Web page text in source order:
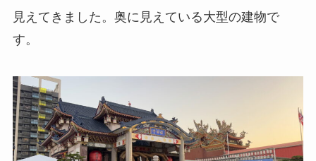
見えてきました。奥に見えている大型の建物で
す。